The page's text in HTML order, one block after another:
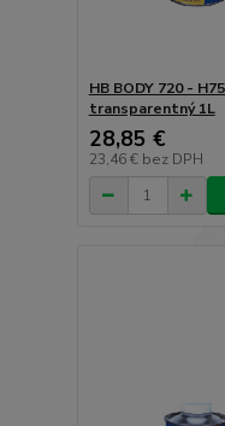
HB BODY 720 -
transparentný 1L
28,85 €
23,46 € bez DPH